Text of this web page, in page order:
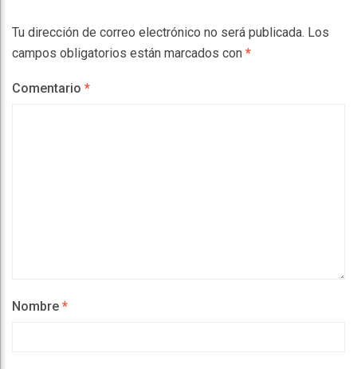
Tu dirección de correo electrónico no será publicada. Los
campos obligatorios están marcados con *
Comentario *
Nombre *